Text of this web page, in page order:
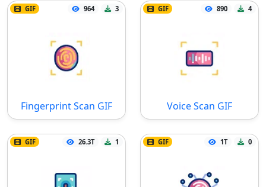
GIF 964 3
Fingerprint Scan GIF
GIF 890 4
Voice Scan GIF
GIF 26.3T 1 GIF 1T 0